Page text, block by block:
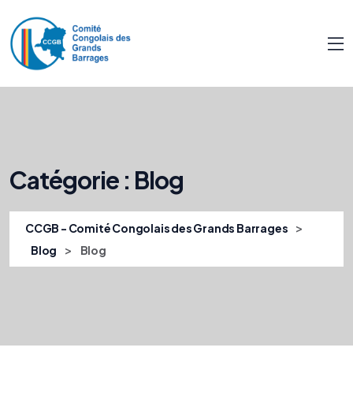
Catégorie : Blog
CCGB - Comité Congolais des Grands Barrages >
Blog > Blog